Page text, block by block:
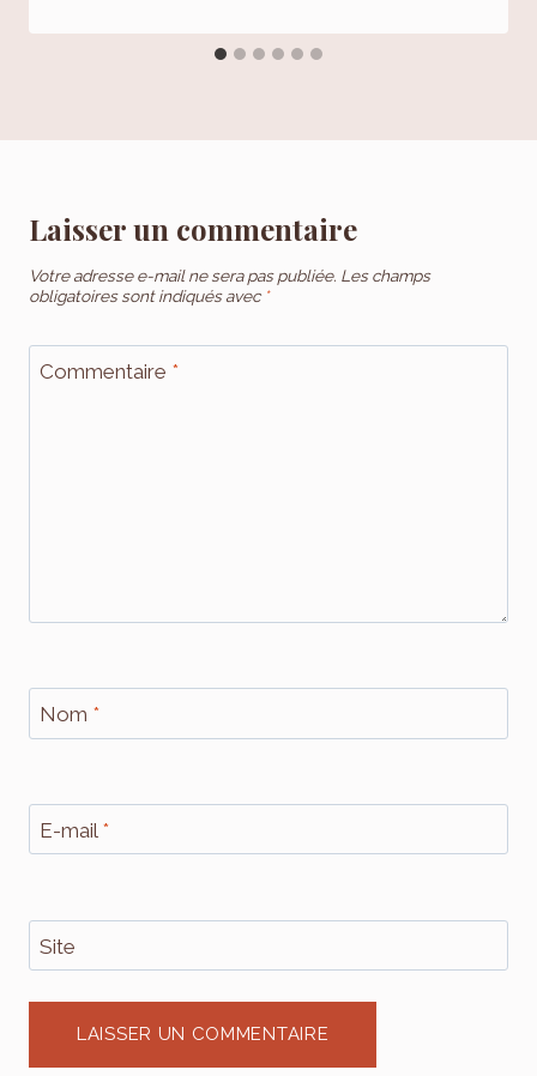
Laisser un commentaire
Votre adresse e-mail ne sera pas publiée. Les champs
obligatoires sont indiqués avec *
Commentaire *
Nom *
E-mail *
Site